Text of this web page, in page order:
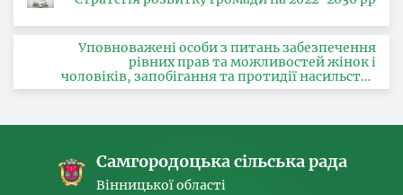
Уповноважені особи з питань забезпечення
рівних прав та можливостей жінок і
чоловіків, запобігання та протидії насильству
за ознакою статі, з питань здійснення заходів,
Самгородоцька сільська рада
Вінницької області